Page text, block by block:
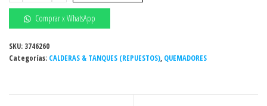
DB
1
/
220/60Hz
Comprar x WhatsApp
SKU: 3746260
Categorías: CALDERAS & TANQUES (REPUESTOS), QUEMADORES